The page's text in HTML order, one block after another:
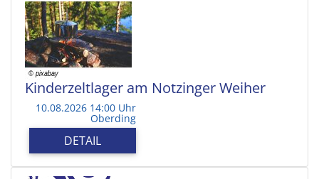
Kinderzeltlager am Notzinger Weiher
10.08.2026 14:00 Uhr
Oberding
DETAIL